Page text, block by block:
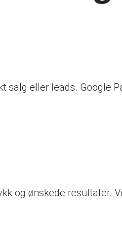
eller leads. Google
og ønskede resultater.